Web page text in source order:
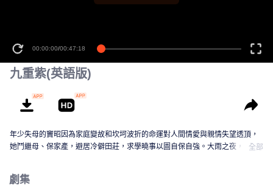
九重紫(英語版)
年少失母的竇昭因為家庭變故和坎坷波折的命運對人間情愛與親情失望透頂，
她鬥繼母、保家產，避居冷僻田莊，求學曉事以圖自保自強。大雨之夜，竇昭
竇昭也在繼母的破壞下遭遇換親流言。二人選擇成親以結同盟、共度困局。曾
全部
劇集